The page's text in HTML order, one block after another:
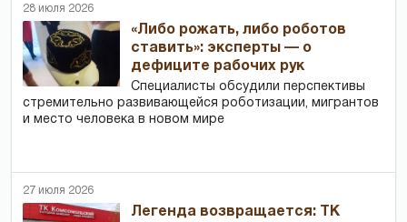
28 июля 2026
«Либо рожать, либо роботов
ставить»: эксперты — о
дефиците рабочих рук
Специалисты обсудили перспективы
стремительно развивающейся роботизации, мигрантов
и место человека в новом мире
27 июля 2026
Легенда возвращается: ТК